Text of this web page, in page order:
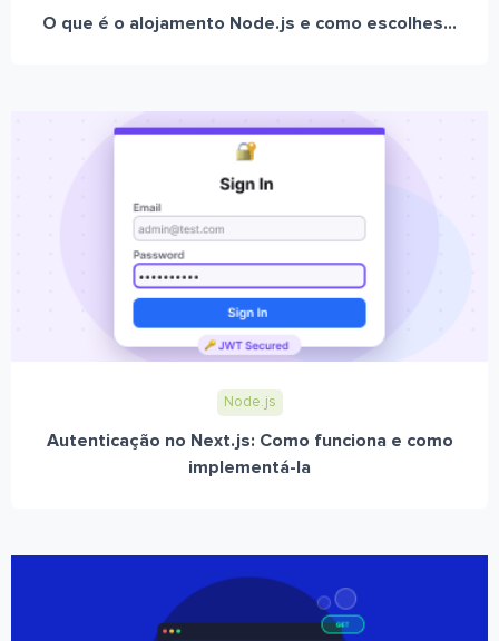
O que é o alojamento Node.js e como escolhes...
Node.js
Autenticação no Next.js: Como funciona e como
implementá-la